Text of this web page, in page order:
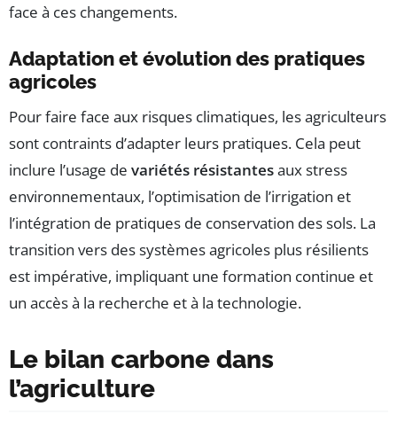
face à ces changements.
Adaptation et évolution des pratiques
agricoles
Pour faire face aux risques climatiques, les agriculteurs
sont contraints d’adapter leurs pratiques. Cela peut
inclure l’usage de variétés résistantesaux stress
environnementaux, l’optimisation de l’irrigation et
l’intégration de pratiques de conservation des sols. La
transition vers des systèmes agricoles plus résilients
est impérative, impliquant une formation continue et
un accès à la recherche et à la technologie.
Le bilan carbone dans
l’agriculture